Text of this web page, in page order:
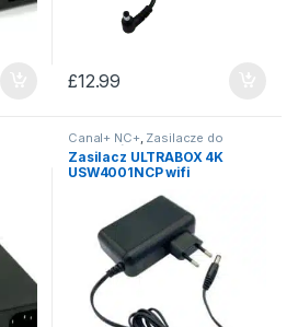
£12.99
Canal+ NC+ Zasilacze do
dekoderów
Zasilacz ULTRABOX 4K
USW4001NCP wifi